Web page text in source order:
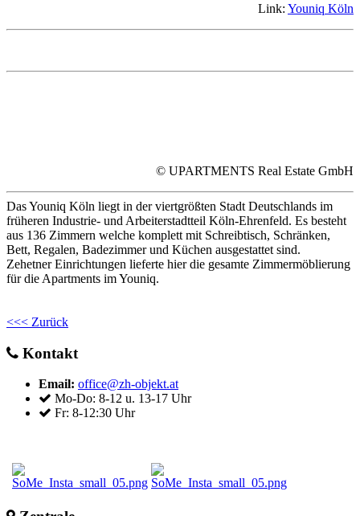
Link: Youniq Köln
© UPARTMENTS Real Estate GmbH
Das Youniq Köln liegt in der viertgrößten Stadt Deutschlands im
früheren Industrie- und Arbeiterstadtteil Köln-Ehrenfeld. Es besteht
aus 136 Zimmern welche komplett mit Schreibtisch, Schränken,
Bett, Regalen, Badezimmer und Küchen ausgestattet sind.
Zehetner Einrichtungen lieferte hier die gesamte Zimmermöblierung
für die Apartments im Youniq.
<<< Zurück
Kontakt
Email: office@zh-objekt.at
Mo-Do: 8-12 u. 13-17 Uhr
Fr: 8-12:30 Uhr